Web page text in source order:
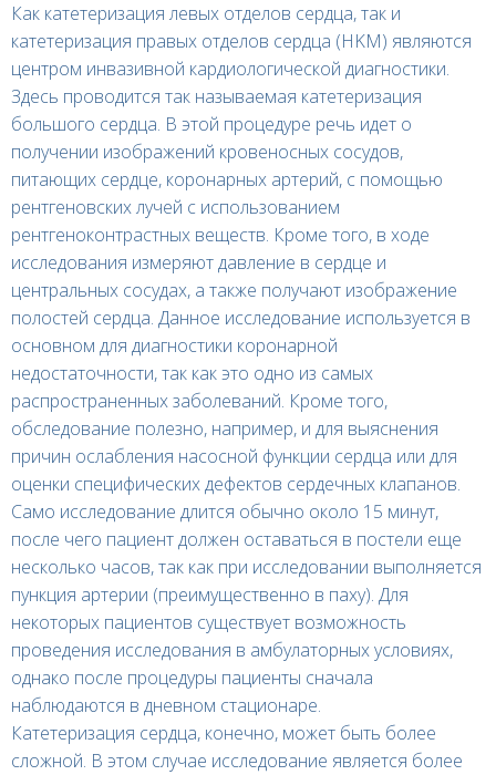
Как катетеризация левых отделов сердца, так и
катетеризация правых отделов сердца (HKM) являются
центром инвазивной кардиологической диагностики.
Здесь проводится так называемая катетеризация
большого сердца. В этой процедуре речь идет о
получении изображений кровеносных сосудов,
питающих сердце, коронарных артерий, с помощью
рентгеновских лучей с использованием
рентгеноконтрастных веществ. Кроме того, в ходе
исследования измеряют давление в сердце и
центральных сосудах, а также получают изображение
полостей сердца. Данное исследование используется в
основном для диагностики коронарной
недостаточности, так как это одно из самых
распространенных заболеваний. Кроме того,
обследование полезно, например, и для выяснения
причин ослабления насосной функции сердца или для
оценки специфических дефектов сердечных клапанов.
Само исследование длится обычно около 15 минут,
после чего пациент должен оставаться в постели еще
несколько часов, так как при исследовании выполняется
пункция артерии (преимущественно в паху). Для
некоторых пациентов существует возможность
проведения исследования в амбулаторных условиях,
однако после процедуры пациенты сначала
наблюдаются в дневном стационаре.
Катетеризация сердца, конечно, может быть более
сложной. В этом случае исследование является более